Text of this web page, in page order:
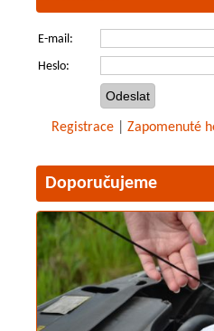
E-mail:
Heslo:
Registrace Zapomenuté
Doporučujeme